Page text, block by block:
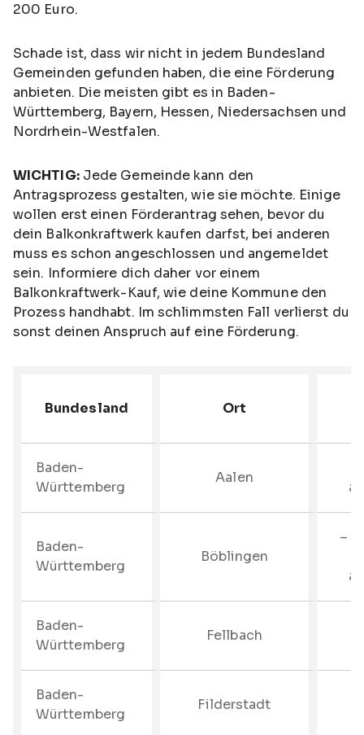
200 Euro.
Schade ist, dass wir nicht in jedem Bundesland
Gemeinden gefunden haben, die eine Förderung
anbieten. Die meisten gibt es in Baden-
Württemberg, Bayern, Hessen, Niedersachsen und
Nordrhein-Westfalen.
WICHTIG:Jede Gemeinde kann den
Antragsprozess gestalten, wie sie möchte. Einige
wollen erst einen Förderantrag sehen, bevor du
dein Balkonkraftwerk kaufen darfst, bei anderen
muss es schon angeschlossen und angemeldet
sein. Informiere dich daher vor einem
Balkonkraftwerk-Kauf, wie deine Kommune den
Prozess handhabt. Im schlimmsten Fall verlierst du
sonst deinen Anspruch auf eine Förderung.
Bundesland Ort
Baden-
Württemberg
Aalen
Baden-
Württemberg
Böblingen
–
Baden-
Württemberg
Fellbach
Baden-
Württemberg
Filderstadt